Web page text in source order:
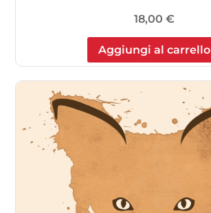
18,00 €
Aggiungi al carrello